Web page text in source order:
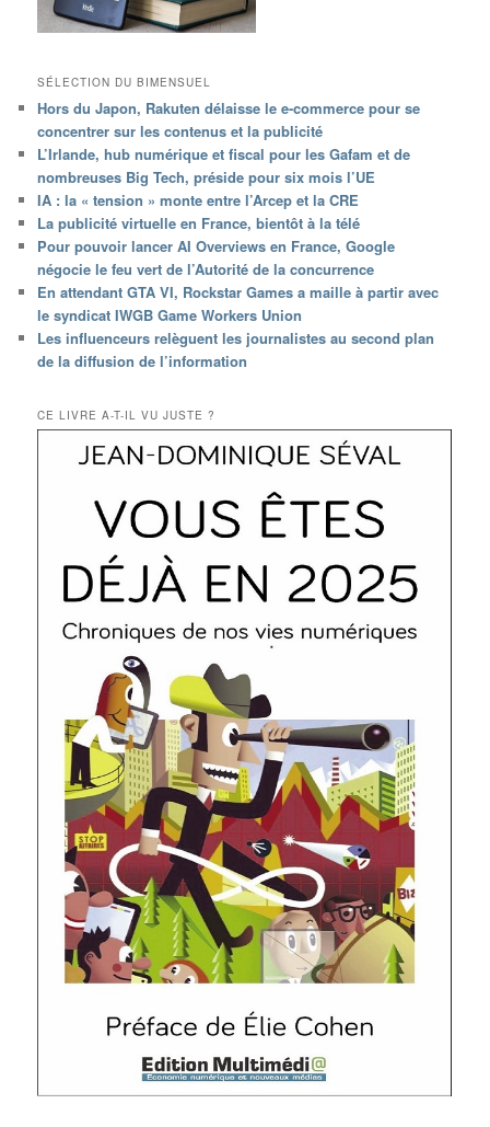
SÉLECTION DU BIMENSUEL
Hors du Japon, Rakuten délaisse le e-commerce pour se
concentrer sur les contenus et la publicité
L’Irlande, hub numérique et fiscal pour les Gafam et de
nombreuses Big Tech, préside pour six mois l’UE
IA : la « tension » monte entre l’Arcep et la CRE
La publicité virtuelle en France, bientôt à la télé
Pour pouvoir lancer AI Overviews en France, Google
négocie le feu vert de l’Autorité de la concurrence
En attendant GTA VI, Rockstar Games a maille à partir avec
le syndicat IWGB Game Workers Union
Les influenceurs relèguent les journalistes au second plan
de la diffusion de l’information
CE LIVRE A-T-IL VU JUSTE ?